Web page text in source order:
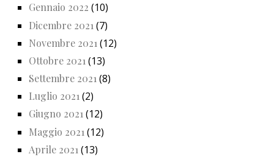
Gennaio 2022 (10)
Dicembre 2021 (7)
Novembre 2021 (12)
Ottobre 2021 (13)
Settembre 2021 (8)
Luglio 2021(2)
Giugno 2021(12)
Maggio 2021 (12)
Aprile 2021 (13)